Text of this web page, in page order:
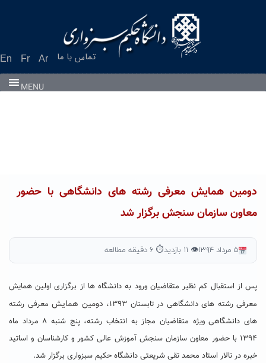
En Fr Ar تماس با ما
MENU
دومین همایش معرفی رشته های دانشگاهی با حضور
معاون سازمان سنجش برگزار شد
۵ مرداد ۱۳۹۴ 👁 ۱۱ بازدید ⏱ ۶ دقیقه مطالعه
پس از استقبال کم نظیر متقاضیان ورود به دانشگاه ها از برگزاری اولین همایش
معرفی رشته های دانشگاهی در تابستان ۱۳۹۳،
دومین همایش معرفی رشته
های دانشگاهی ویژه متقاضیان مجاز به انتخاب رشته، پنج شنبه ۸ مرداد ماه
۱۳۹۴ با حضور معاون سازمان سنجش آموزش عالی کشور و کارشناسان و اساتید
خبره در تالار استاد محمد تقی شریعتی دانشگاه حکیم سبزواری برگزار شد.